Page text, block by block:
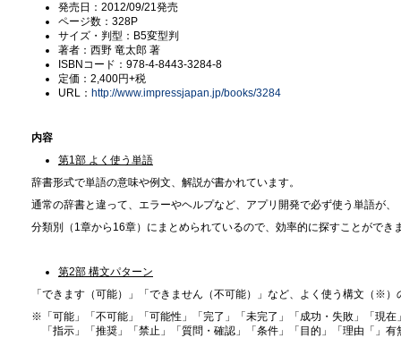
発売日：2012/09/21発売
ページ数：328P
サイズ・判型：B5変型判
著者：西野 竜太郎 著
ISBNコード：978-4-8443-3284-8
定価：2,400円+税
URL： http://www.impressjapan.jp/books/3284
内容
第1部 よく使う単語
辞書形式で単語の意味や例文、解説が書かれています。
通常の辞書と違って、エラーやヘルプなど、アプリ開発で必ず使う単語が、
分類別（1章から16章）にまとめられているので、効率的に探すことができ
第2部 構文パターン
「できます（可能）」「できません（不可能）」など、よく使う構文（※
※「可能」「不可能」「可能性」「完了」「未完了」「成功・失敗」「現在
「指示」「推奨」「禁止」「質問・確認」「条件」「目的」「理由「」有